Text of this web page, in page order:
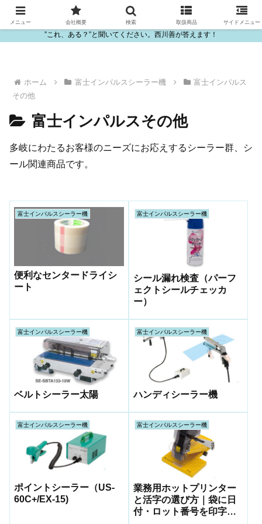
ビニール・プラスチック製品の卸販売は西川善
”これ、ある？”と聞いてください。西川善が答えます！
ホーム 富士インパルスシーラー機
富士インパルス
その他
富士インパルスその他
多岐にわたるお客様のニーズにお応えするシーラー群、シ
ール関連商品です。
富士インパルスシーラー機
便利なセンタードライシ
ート
富士インパルスシーラー機
シール漏れ検査（パーフ
ェクトシールチェッカ
ー）
富士インパルスシーラー機
ベルトシーラー太陽
富士インパルスシーラー機
ハンディシーラー機
富士インパルスシーラー機
ポイントシーラー（US-
60C+/EX-15)
富士インパルスシーラー機
業務用ホットプリンター
と活字の選び方｜袋に日
付・ロット番号を印字す
メニュー 会社概要 検索 取扱商品 サイドメニュー